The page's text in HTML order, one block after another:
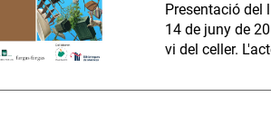
Presentació del
14 de juny de
vi del celler.